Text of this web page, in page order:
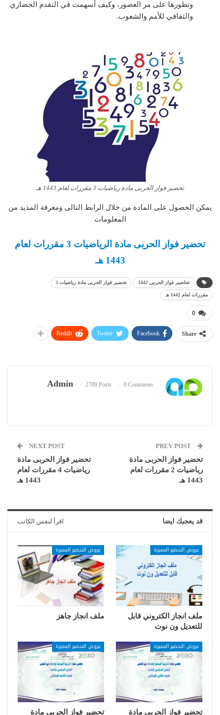
وتطورها على مر العصور، وكيف أسهمت في التقدم الحضاري
والثقافي للأمم والشعوب.
تحضير فواز الحربى مادة رياضيات 3 مقررات لعام 1443 هـ
يمكن الحصول على المادة من خلال الرابط التالى ومعرفة المذيد من
المعلومات
تحضير فواز الحربى مادة الرياضيات 3 مقررات لعام
1443 هـ
تحاضير فواز الحربى 1442 تحضير فواز الحربى مادة رياضيات 3
مقررات لعام 1442 هـ
0
Share
Facebook
Twitter
ReddIt
Admin 2709 Posts 0 Comments
تحضير فواز الحربى مادة
رياضيات 2 مقررات لعام
1443 هـ
NEXT POST
تحضير فواز الحربى مادة
رياضيات 4 مقررات لعام
1443 هـ
قد يعجبك ايضا اقرأ لنفس الكاتب
عروض التحضير المميزة
ملف انجاز الكتروني قابل
للتعديل ون نوت
عروض التحضير المميزة
ملف انجاز جاهز
عروض التحضير المميزة
تحضير فواز الحربي مادة
عروض التحضير المميزة
تحضير فواز الحربي مادة